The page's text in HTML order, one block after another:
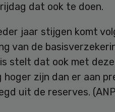
dat ook te doen.
jaar stijgen komt
van de
stelt dat ook met
zijn dan er aan
uit de reserves.